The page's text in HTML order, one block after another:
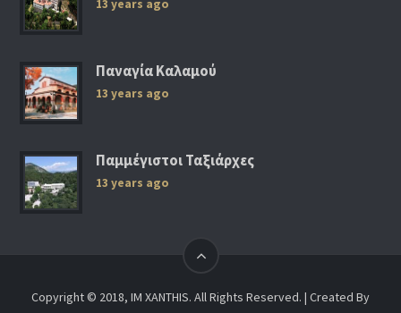
13 years ago
Παναγία Καλαμού
13 years ago
Παμμέγιστοι Ταξιάρχες
13 years ago
Copyright © 2018, IM XANTHIS. All Rights Reserved. | Created By